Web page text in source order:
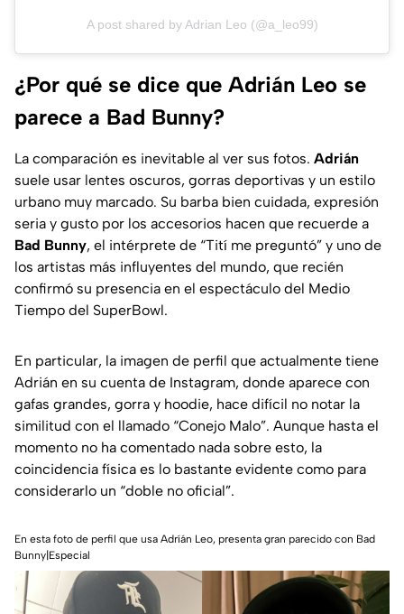
A post shared by Adrian Leo (@a_leo99)
¿Por qué se dice que Adrián Leo se
parece a Bad Bunny?
La comparación es inevitable al ver sus fotos. Adrián
suele usar lentes oscuros, gorras deportivas y un estilo
urbano muy marcado. Su barba bien cuidada, expresión
seria y gusto por los accesorios hacen que recuerde a
Bad Bunny, el intérprete de “Tití me preguntó” y uno de
los artistas más influyentes del mundo, que recién
confirmó su presencia en el espectáculo del Medio
Tiempo del SuperBowl.
En particular, la imagen de perfil que actualmente tiene
Adrián en su cuenta de Instagram, donde aparece con
gafas grandes, gorra y hoodie, hace difícil no notar la
similitud con el llamado “Conejo Malo”. Aunque hasta el
momento no ha comentado nada sobre esto, la
coincidencia física es lo bastante evidente como para
considerarlo un “doble no oficial”.
En esta foto de perfil que usa Adríán Leo, presenta gran parecido con Bad
Bunny|Especial